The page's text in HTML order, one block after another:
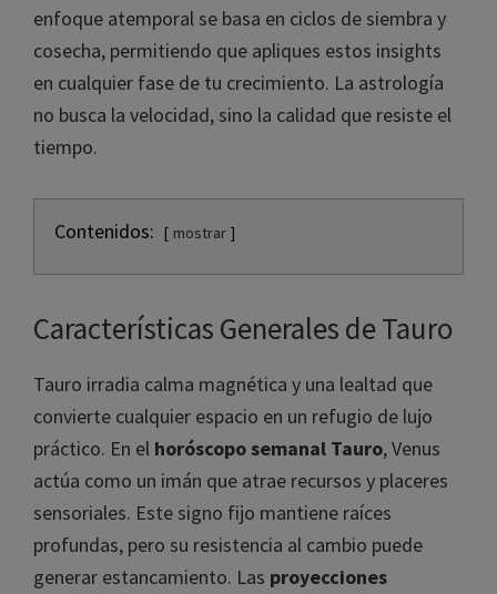
enfoque atemporal se basa en ciclos de siembra y
cosecha, permitiendo que apliques estos insights
en cualquier fase de tu crecimiento. La astrología
no busca la velocidad, sino la calidad que resiste el
tiempo.
Contenidos: mostrar
Características Generales de Tauro
Tauro irradia calma magnética y una lealtad que
convierte cualquier espacio en un refugio de lujo
práctico. En el horóscopo semanal Tauro, Venus
actúa como un imán que atrae recursos y placeres
sensoriales. Este signo fijo mantiene raíces
profundas, pero su resistencia al cambio puede
generar estancamiento. Las proyecciones